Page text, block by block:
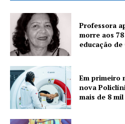
Professora
morre aos
educação de
Em primeiro
nova
mais de 8